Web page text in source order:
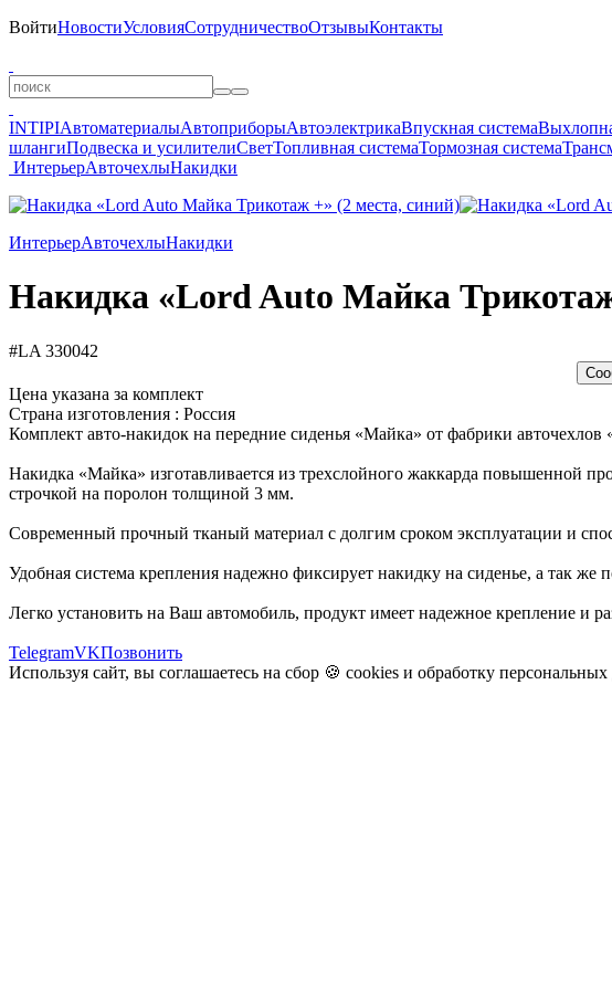
ВойтиНовостиУсловияСотрудничествоОтзывыКонтакты
INTIPIАвтоматериалыАвтоприборыАвтоэлектрикаВпускная система
шлангиПодвеска и усилителиСветТопливная системаТормозная система
ИнтерьерАвточехлыНакидки
ИнтерьерАвточехлыНакидки
Накидка «Lord Auto Майка
#LA 330042
Цена указана за комплект
Страна изготовления : Россия
Комплект авто-накидок на передние сиденья «Майка» от фабрики авточехлов
Накидка «Майка» изготавливается из трехслойного жаккарда повышенной
строчкой на поролон толщиной 3 мм.
Современный прочный тканый материал с долгим сроком эксплуатации и
Удобная система крепления надежно фиксирует накидку на сиденье, а так
Легко установить на Ваш автомобиль, продукт имеет надежное крепление и
TelegramVKПозвонить
Используя сайт, вы соглашаетесь на сбор 🍪 cookies и обработку